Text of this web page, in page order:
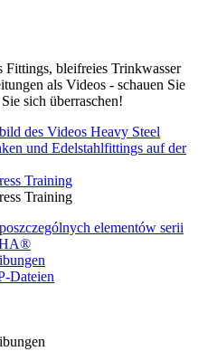
bleifreies Trinkwasser
als Videos - schauen Sie
sich überraschen!
Training
Training
Dateien